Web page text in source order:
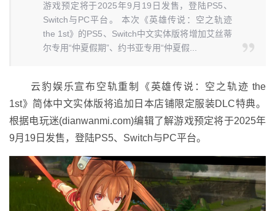
游戏预定将于2025年9月19日发售，登陆PS5、
Switch与PC平台。 本次《英雄传说：空之轨迹
the 1st》的PS5、Switch中文实体版将增加艾丝蒂
尔专用“仲夏假期”、约书亚专用“仲夏假...
云豹娱乐宣布空轨重制《英雄传说：空之轨迹 the
1st》简体中文实体版将追加日本店铺限定服装DLC特典。
根据电玩迷(dianwanmi.com)编辑了解游戏预定将于2025年
9月19日发售，登陆PS5、Switch与PC平台。